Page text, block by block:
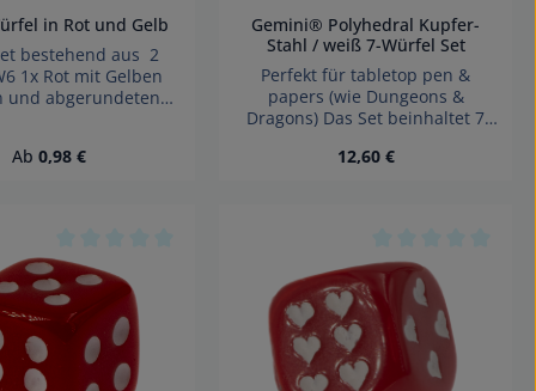
um die Anzahl zu erhöhen oder zu
die Schaltflächen um die
Wert ein oder benutze die
in Rot und Gelb
bestehend aus 2
1x Rot mit Gelben
und abgerundeten
made in Germany
Regulärer Preis:
Ab 0,98 €
Gemini® Polyhedral Kupfer-
Stahl / weiß 7-Würfel Set
Perfekt für tabletop pen &
papers (wie Dungeons &
Dragons) Das Set beinhaltet 7
Würfel mit Nummern in den
Würfel1 x 20-Seiten Würfel
Regulärer Preis:
12,60 €
Produkt Anzahl:
0 von 5 Sternen
Durchschnittliche Bewertung von 0 von 5 Sternen
Durchschnittliche